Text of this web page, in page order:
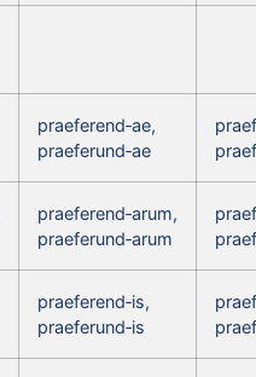
praeferend‑ae,
praeferund‑ae
praeferend‑arum,
praeferund‑arum
praeferend‑is,
praeferund‑is